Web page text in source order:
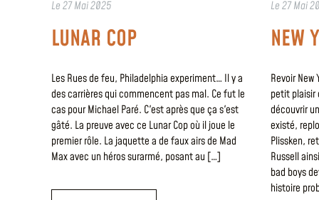
Le27 Mai 2025
LUNAR COP
Les Rues de feu, Philadelphia experiment… Il y a
des carrières qui commencent pas mal. Ce fut le
cas pour Michael Paré. C'est après que ça s'est
gâté. La preuve avec ce Lunar Cop où il joue le
premier rôle. La jaquette a de faux airs de Mad
Max avec un héros surarmé, posant au […]
Le27 Mai
NEW
Revoir
petit plaisir
découvrir
existé,
Plissken,
Russell
bad boys
histoire